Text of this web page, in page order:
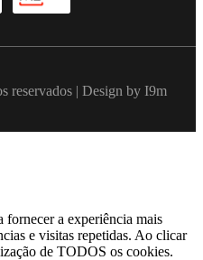
reservados | Design by I9m
fornecer a experiência mais
e visitas repetidas. Ao clicar
de TODOS os cookies.